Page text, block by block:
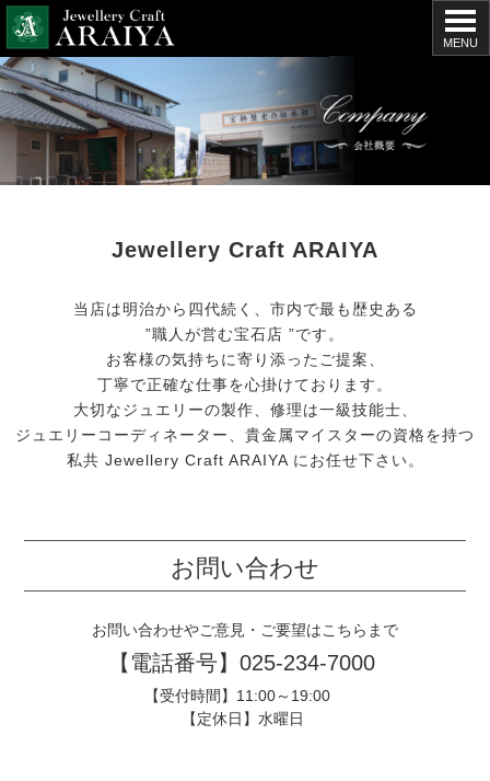
MENU
Jewellery Craft ARAIYA
当店は明治から四代続く、市内で最も歴史ある
”職人が営む宝石店 ”です。
お客様の気持ちに寄り添ったご提案、
丁寧で正確な仕事を心掛けております。
大切なジュエリーの製作、修理は一級技能士、
ジュエリーコーディネーター、 貴金属マイスターの資格を持つ
私共 Jewellery Craft ARAIYA にお任せ下さい。
お問い合わせ
お問い合わせやご意見・ご要望はこちらまで
【電話番号】 025-234-7000
【受付時間】11:00～19:00
【定休日】水曜日